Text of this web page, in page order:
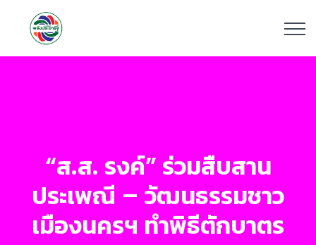
“ส.ส. รงค์” ร่วมสืบสาน
ประเพณี – วัฒนธรรมชาว
เมืองนครฯ ทำพิธีตักบาตร